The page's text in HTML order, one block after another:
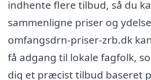
indhente flere tilbud, så du
sammenligne priser og
omfangsdrn-priser-zrb.dk
få adgang til lokale fagfolk,
dig et præcist tilbud baseret